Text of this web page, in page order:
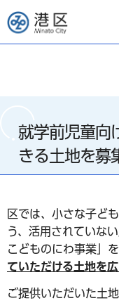
港区
就学前児童向
きる土地を募
区では、小さな子ど
う、活用されていな
こどものにわ事業」を
ていただける土地を広
ご提供いただいた土